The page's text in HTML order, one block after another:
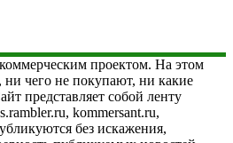
проектом. На этом
ни чего не покупают, ни какие
представляет собой ленту
kommersant.ru,
без искажения,